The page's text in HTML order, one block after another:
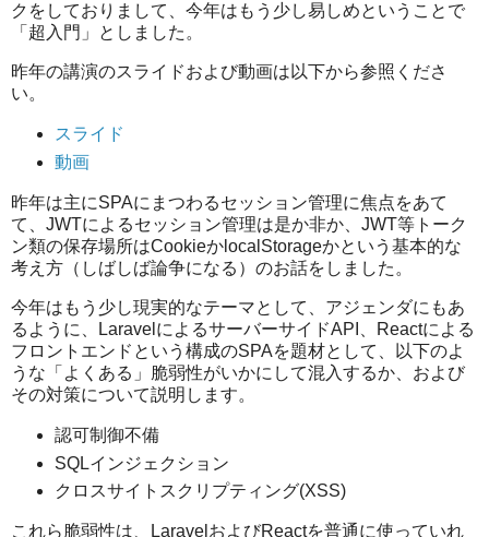
クをしておりまして、今年はもう少し易しめということで
「超入門」としました。
昨年の講演のスライドおよび動画は以下から参照くださ
い。
スライド
動画
昨年は主にSPAにまつわるセッション管理に焦点をあて
て、JWTによるセッション管理は是か非か、JWT等トーク
ン類の保存場所はCookieかlocalStorageかという基本的な
考え方（しばしば論争になる）のお話をしました。
今年はもう少し現実的なテーマとして、アジェンダにもあ
るように、LaravelによるサーバーサイドAPI、Reactによる
フロントエンドという構成のSPAを題材として、以下のよ
うな「よくある」脆弱性がいかにして混入するか、および
その対策について説明します。
認可制御不備
SQLインジェクション
クロスサイトスクリプティング(XSS)
これら脆弱性は、LaravelおよびReactを普通に使っていれ